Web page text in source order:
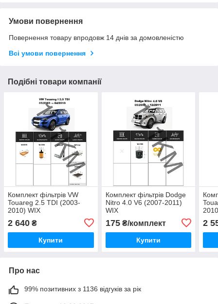
Умови повернення
Повернення товару впродовж 14 днів за домовленістю
Всі умови повернення
Подібні товари компанії
Комплект фільтрів VW
Touareg 2.5 TDI (2003-
2010) WIX
2 640 ₴
Купити
Комплект фільтрів Dodge
Nitro 4.0 V6 (2007-2011)
WIX
175₴/комплект
Купити
2
Про нас
99% позитивних з 1136 відгуків за рік